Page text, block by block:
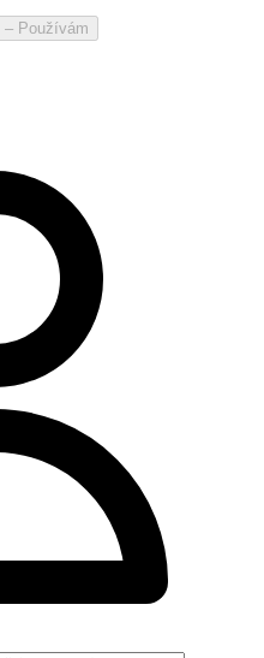
– Používám